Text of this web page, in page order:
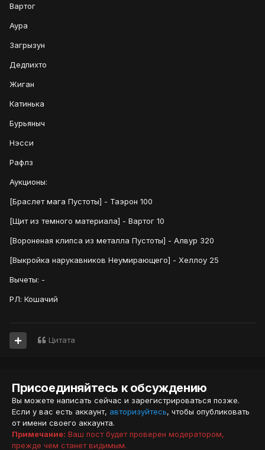
Вартог
Аура
Загрызун
Дедпихто
Жиган
Катинька
Бурьяныч
Нэсси
Рафлз
Аукционы:
[Браслет мага Пустоты] - Таэрон 100
[Щит из темного материала] - Вартог 10
[Вороненая клипса из металла Пустоты] - Алвур 320
[Выкройка нарукавников Неумирающего] - Хеллоу 25
Вычеты: -
РЛ: Кошачий
Цитата
Присоединяйтесь к обсуждению
Вы можете написать сейчас и зарегистрироваться позже.
Если у вас есть аккаунт, авторизуйтесь, чтобы опубликовать
от имени своего аккаунта.
Примечание: Ваш пост будет проверен модератором,
прежде чем станет видимым.